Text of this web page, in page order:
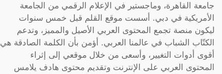
جامعة القاهرة، وماجستير في الإعلام الرقمي من الجامعة
الأمريكية في دبي. أسست موقع القلم قبل خمس سنوات
ليكون منصة تجمع المحتوى العربي الأصيل والمميز، وتدعم
الكتّاب الشباب في عالمنا العربي. أؤمن بأن الكلمة الصادقة هي
أقوى أدوات التغيير، وأسعى من خلال موقعي إلى إثراء
المحتوى العربي على الإنترنت وتقديم محتوى هادف يلامس